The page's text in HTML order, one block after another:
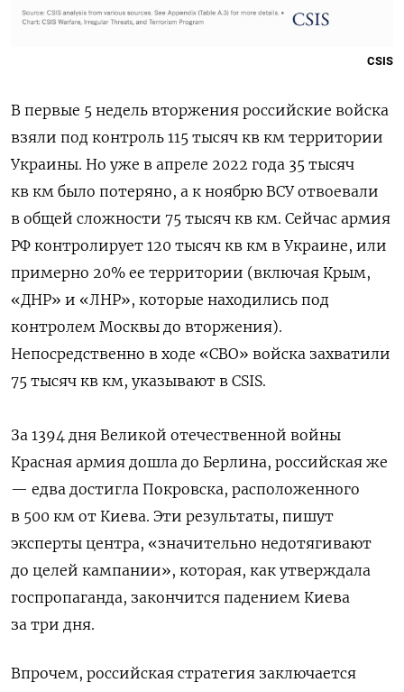
CSIS
В первые 5 недель вторжения российские войска
взяли под контроль 115 тысяч кв км территории
Украины. Но уже в апреле 2022 года 35 тысяч
кв км было потеряно, а к ноябрю ВСУ отвоевали
в общей сложности 75 тысяч кв км. Сейчас армия
РФ контролирует 120 тысяч кв км в Украине, или
примерно 20% ее территории (включая Крым,
«ДНР» и «ЛНР», которые находились под
контролем Москвы до вторжения).
Непосредственно в ходе «СВО» войска захватили
75 тысяч кв км, указывают в СSIS.
За 1394 дня Великой отечественной войны
Красная армия дошла до Берлина, российская же
— едва достигла Покровска, расположенного
в 500 км от Киева. Эти результаты, пишут
эксперты центра, «значительно недотягивают
до целей кампании», которая, как утверждала
госпропаганда, закончится падением Киева
за три дня.
Впрочем, российская стратегия заключается